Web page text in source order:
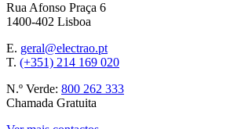
Rua Afonso Praça 6
1400-402 Lisboa
E. geral@electrao.pt
T. (+351) 214 169 020
N.º Verde: 800 262 333
Chamada Gratuita